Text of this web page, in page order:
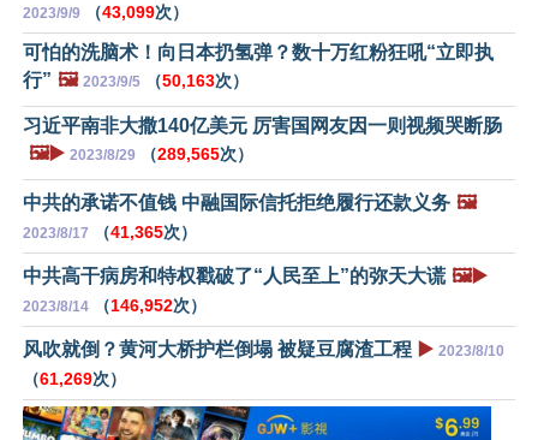
2023/9/9 （43,099次）
可怕的洗脑术！向日本扔氢弹？数十万红粉狂吼“立即执
行” 🖼️ 2023/9/5 （50,163次）
习近平南非大撒140亿美元 厉害国网友因一则视频哭断肠
🖼️▶️ 2023/8/29 （289,565次）
中共的承诺不值钱 中融国际信托拒绝履行还款义务 🖼️
2023/8/17 （41,365次）
中共高干病房和特权戳破了“人民至上”的弥天大谎 🖼️▶️
2023/8/14 （146,952次）
风吹就倒？黄河大桥护栏倒塌 被疑豆腐渣工程 ▶️ 2023/8/10
（61,269次）